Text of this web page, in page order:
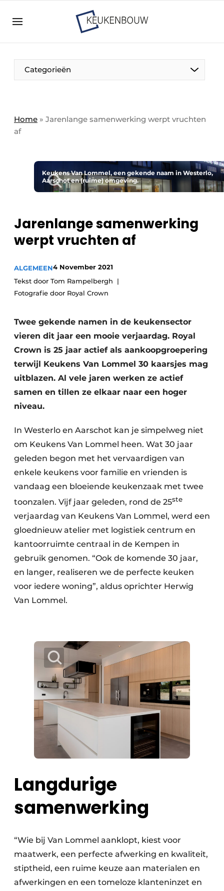
Bedrijven
Bedrijven
Direct contact
in de keuken-, woon-, en badkamerbranche
Meest gelezen
Privacy / Cookie statement
Vacature aanmelden
Video’s
Categorieën
Home » Jarenlange samenwerking werpt vruchten
af
Keukens Van Lommel, een gekende naam in Westerlo,
Aarschot en (ruime) omgeving.
Jarenlange samenwerking
werpt vruchten af
ALGEMEEN4 November 2021
Tekst door Tom Rampelbergh
Fotografie door Royal Crown
Twee gekende namen in de keukensector
vieren dit jaar een mooie verjaardag. Royal
Crown is 25 jaar actief als aankoopgroepering
terwijl Keukens Van Lommel 30 kaarsjes mag
uitblazen. Al vele jaren werken ze actief
samen en tillen ze elkaar naar een hoger
niveau.
In Westerlo en Aarschot kan je simpelweg niet
om Keukens Van Lommel heen. Wat 30 jaar
geleden begon met het vervaardigen van
enkele keukens voor familie en vrienden is
vandaag een bloeiende keukenzaak met twee
toonzalen. Vijf jaar geleden, rond de 25ste
verjaardag van Keukens Van Lommel, werd een
gloednieuw atelier met logistiek centrum en
kantoorruimte centraal in de Kempen in
gebruik genomen. “Ook de komende 30 jaar,
en langer, realiseren we de perfecte keuken
voor iedere woning”, aldus oprichter Herwig
Van Lommel.
Langdurige
samenwerking
“Wie bij Van Lommel aanklopt, kiest voor
maatwerk, een perfecte afwerking en kwaliteit,
stiptheid, een ruime keuze aan materialen en
afwerkingen en een tomeloze klanteninzet en